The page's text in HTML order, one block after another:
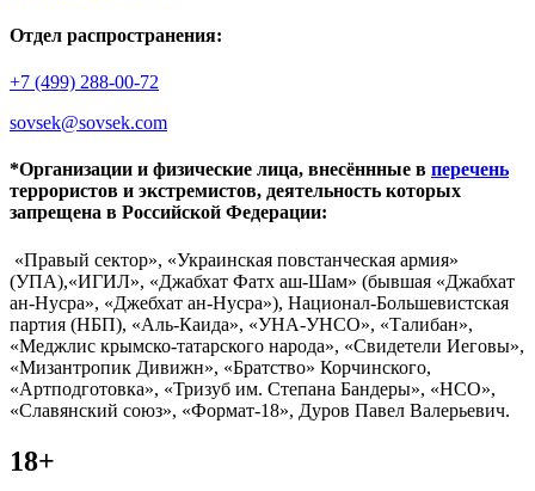
Отдел распространения:
+7 (499) 288-00-72
sovsek@sovsek.com
*Организации и физические лица, внесённные в перечень
террористов и экстремистов, деятельность которых
запрещена в Российской Федерации:
«Правый сектор», «Украинская повстанческая армия»
(УПА),«ИГИЛ», «Джабхат Фатх аш-Шам» (бывшая «Джабхат
ан-Нусра», «Джебхат ан-Нусра»), Национал-Большевистская
партия (НБП), «Аль-Каида», «УНА-УНСО», «Талибан»,
«Меджлис крымско-татарского народа», «Свидетели Иеговы»,
«Мизантропик Дивижн», «Братство» Корчинского,
«Артподготовка», «Тризуб им. Степана Бандеры», «НСО»,
«Славянский союз», «Формат-18», Дуров Павел Валерьевич.
18+